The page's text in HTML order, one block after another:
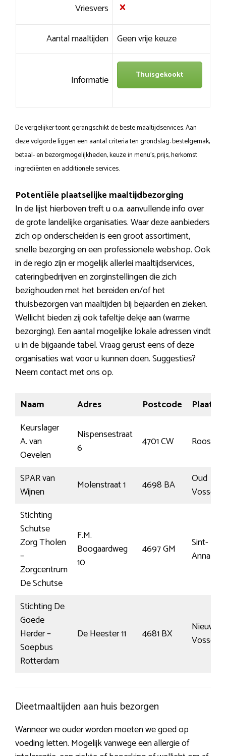
Vriesvers
Aantal maaltijden Geen vrije keuze
Informatie Thuisgekookt
De vergelijker toont gerangschikt de beste maaltijdservices. Aan
deze volgorde liggen een aantal criteria ten grondslag: bestelgemak,
betaal- en bezorgmogelijkheden, keuze in menu’s, prijs, herkomst
ingrediënten en additionele services.
Potentiële plaatselijke maaltijdbezorging
In de lijst hierboven treft u o.a. aanvullende info over
de grote landelijke organisaties. Waar deze aanbieders
zich op onderscheiden is een groot assortiment,
snelle bezorging en een professionele webshop. Ook
in de regio zijn er mogelijk allerlei maaltijdservices,
cateringbedrijven en zorginstellingen die zich
bezighouden met het bereiden en/of het
thuisbezorgen van maaltijden bij bejaarden en zieken.
Wellicht bieden zij ook tafeltje dekje aan (warme
bezorging). Een aantal mogelijke lokale adressen vindt
u in de bijgaande tabel. Vraag gerust eens of deze
organisaties wat voor u kunnen doen. Suggesties?
Neem contact met ons op.
Naam Adres Postcode
Plaats
Keurslager
A. van
Oevelen
Nispensestraat
6
4701 CW
SPAR van
Wijnen
Molenstraat 1 4698 BA
Oud
Stichting
Schutse
Zorg Tholen
–
Zorgcentrum
De Schutse
F.M.
Boogaardweg
10
4697 GM
Sint-
Annaland
Stichting De
Goede
Herder –
Soepbus
Rotterdam
De Heester 11 4681 BX
Nieuw-
Dieetmaaltijden aan huis bezorgen
Wanneer we ouder worden moeten we goed op
voeding letten. Mogelijk vanwege een allergie of